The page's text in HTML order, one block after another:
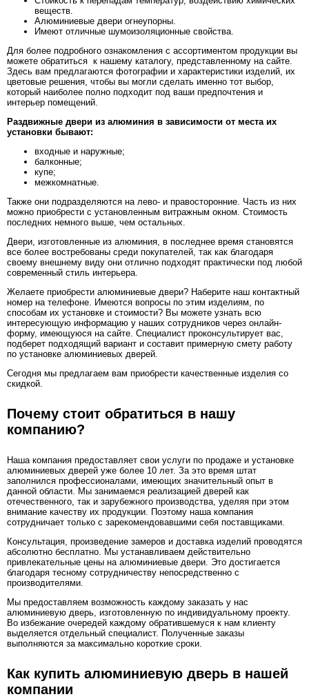
веществ.
Алюминиевые двери огнеупорны.
Имеют отличные шумоизоляционные свойства.
Для более подробного ознакомления с ассортиментом продукции вы
можете обратиться к нашему каталогу, представленному на сайте.
Здесь вам предлагаются фотографии и характеристики изделий, их
цветовые решения, чтобы вы могли сделать именно тот выбор,
который наиболее полно подходит под ваши предпочтения и
интерьер помещений.
Раздвижные двери из алюминия в зависимости от места их
установки бывают:
входные и наружные;
балконные;
купе;
межкомнатные.
Также они подразделяются на лево- и правосторонние. Часть из них
можно приобрести с установленным витражным окном. Стоимость
последних немного выше, чем остальных.
Двери, изготовленные из алюминия, в последнее время становятся
все более востребованы среди покупателей, так как благодаря
своему внешнему виду они отлично подходят практически под любой
современный стиль интерьера.
Желаете приобрести алюминиевые двери? Наберите наш контактный
номер на телефоне. Имеются вопросы по этим изделиям, по
способам их установке и стоимости? Вы можете узнать всю
интересующую информацию у наших сотрудников через онлайн-
форму, имеющуюся на сайте. Специалист проконсультирует вас,
подберет подходящий вариант и составит примерную смету работу
по установке алюминиевых дверей.
Сегодня мы предлагаем вам приобрести качественные изделия со
скидкой.
Почему стоит обратиться в нашу
компанию?
Наша компания предоставляет свои услуги по продаже и установке
алюминиевых дверей уже более 10 лет. За это время штат
заполнился профессионалами, имеющих значительный опыт в
данной области. Мы занимаемся реализацией дверей как
отечественного, так и зарубежного производства, уделяя при этом
внимание качеству их продукции. Поэтому наша компания
сотрудничает только с зарекомендовавшими себя поставщиками.
Консультация, произведение замеров и доставка изделий проводятся
абсолютно бесплатно. Мы устанавливаем действительно
привлекательные цены на алюминиевые двери. Это достигается
благодаря тесному сотрудничеству непосредственно с
производителями.
Мы предоставляем возможность каждому заказать у нас
алюминиевую дверь, изготовленную по индивидуальному проекту.
Во избежание очередей каждому обратившемуся к нам клиенту
выделяется отдельный специалист. Полученные заказы
выполняются за максимально короткие сроки.
Как купить алюминиевую дверь в нашей
компании